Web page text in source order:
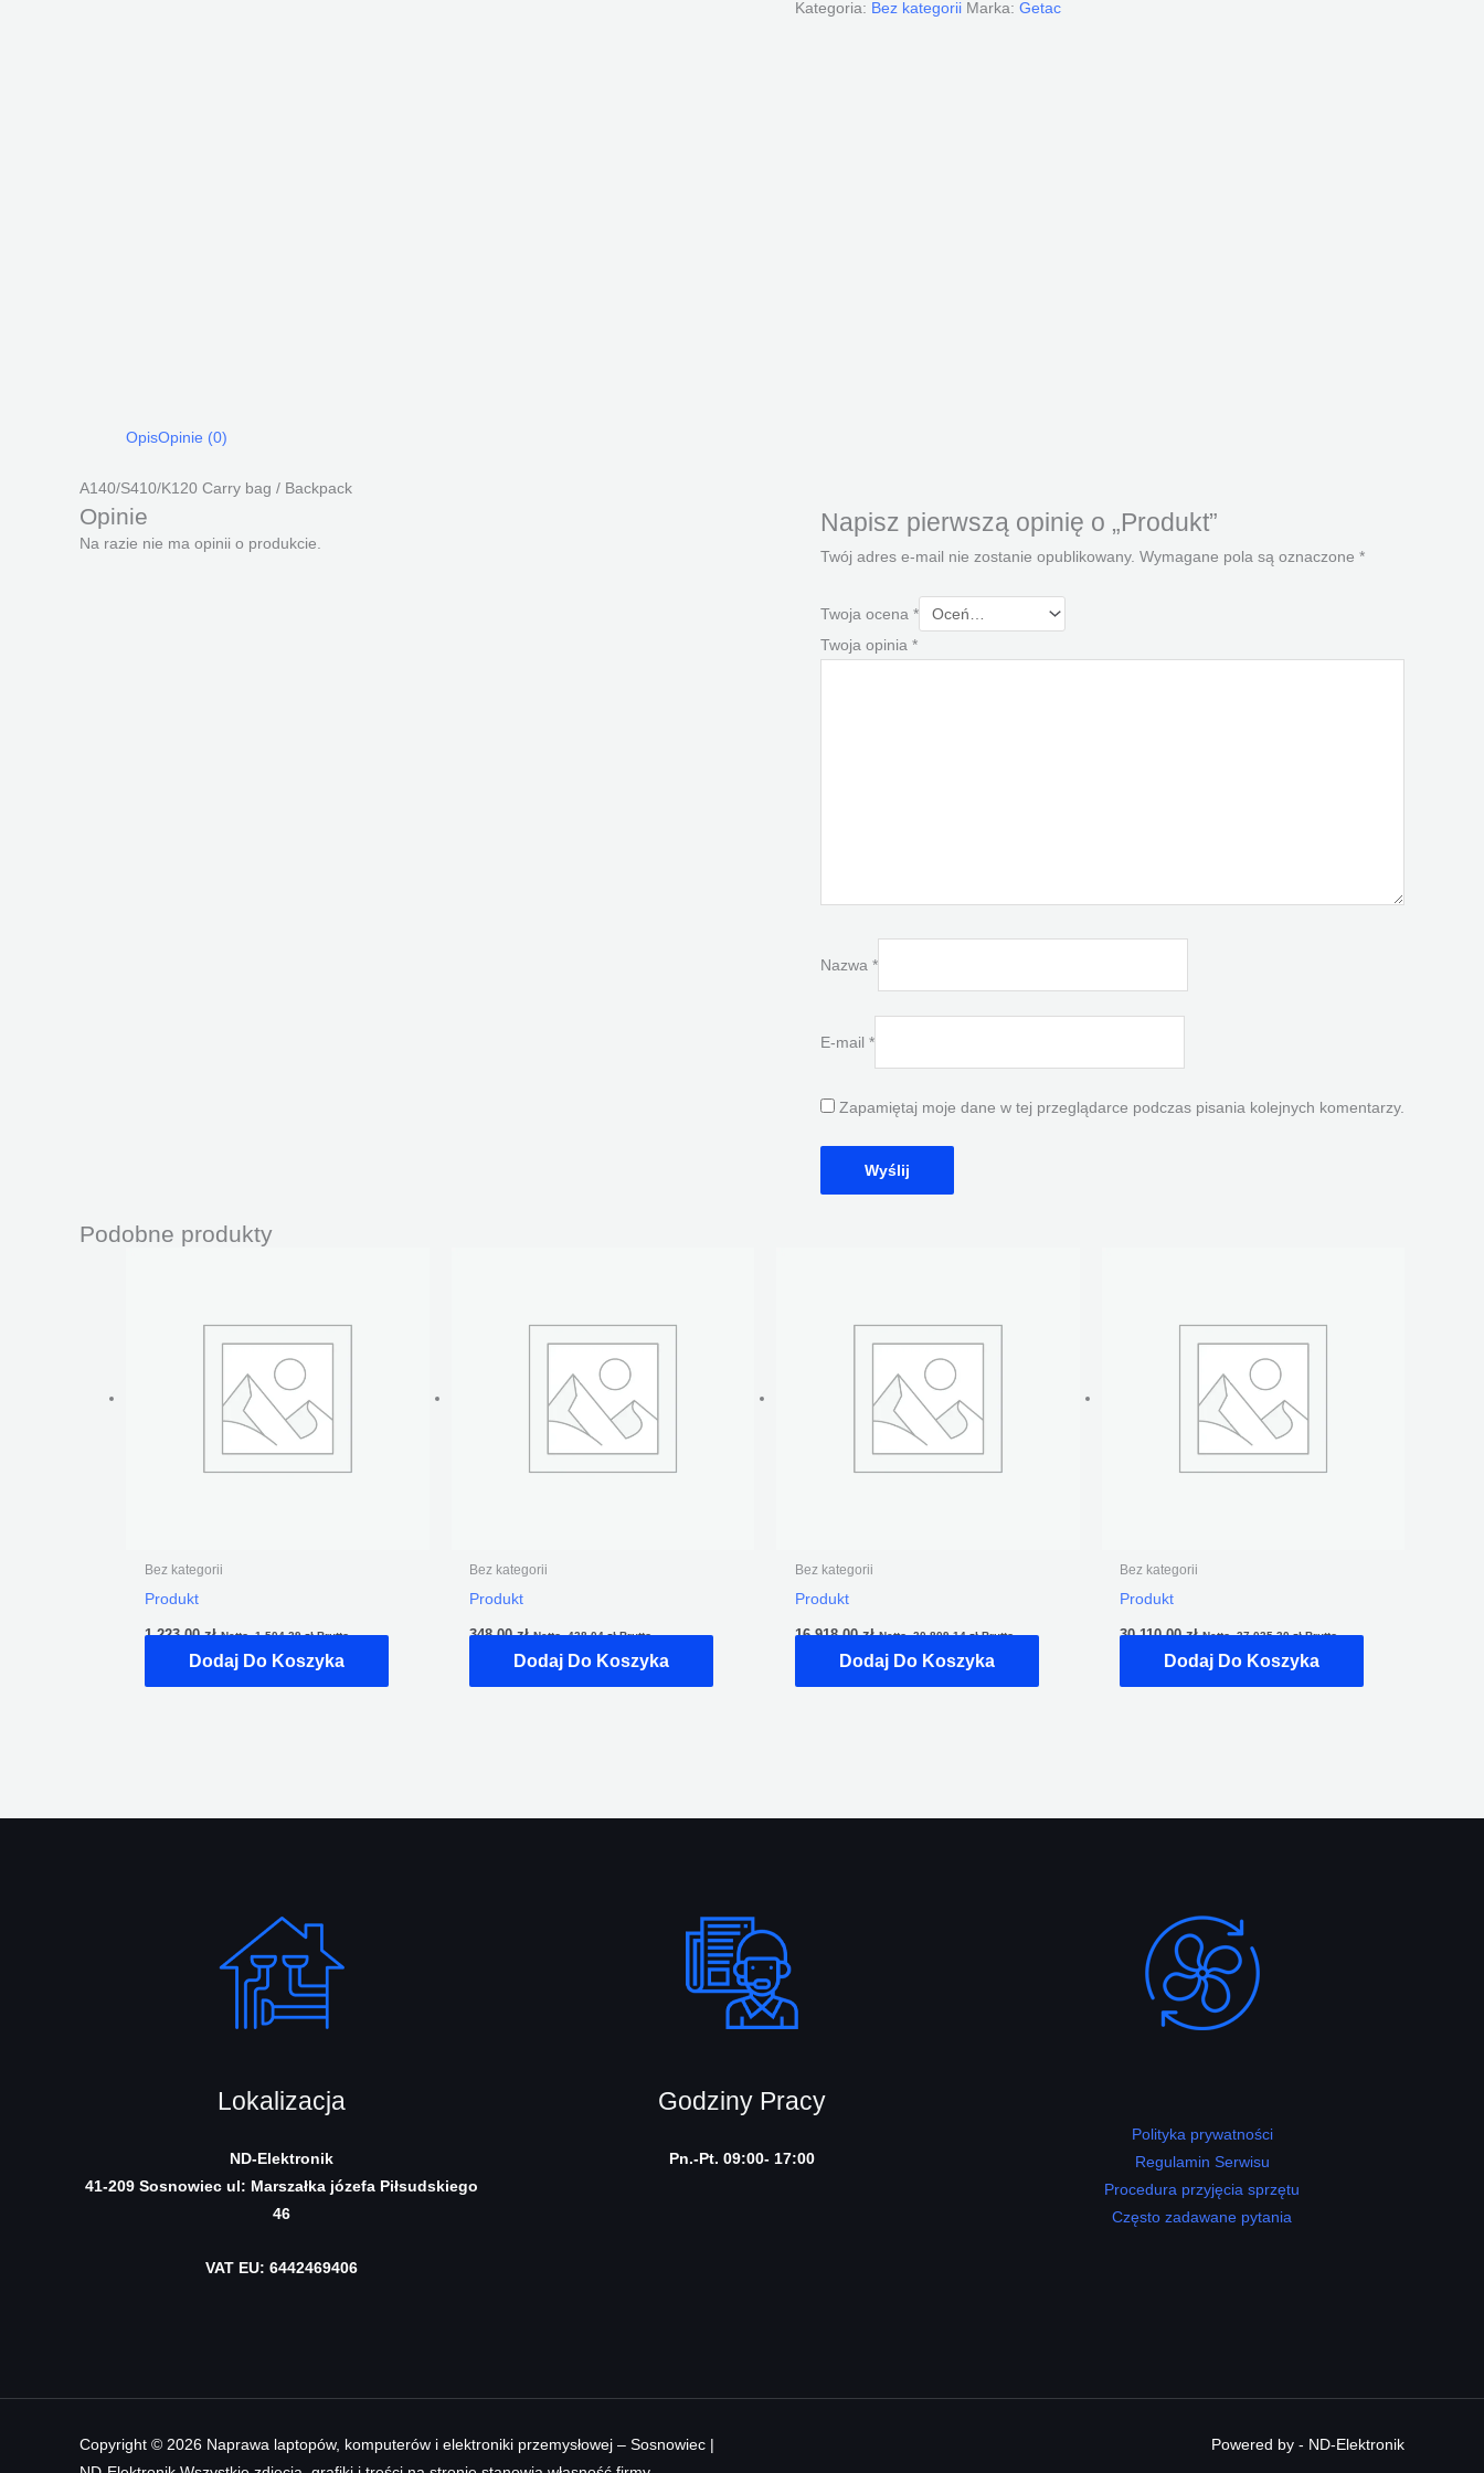
Kategoria: Bez kategorii Marka: Getac
OpisOpinie (0)
A140/S410/K120 Carry bag / Backpack
Opinie
Na razie nie ma opinii o produkcie.
Napisz pierwszą opinię o „Produkt”
Twój adres e-mail nie zostanie opublikowany. Wymagane pola są oznaczone *
Twoja ocena *
Twoja opinia *
Nazwa *
E-mail *
Zapamiętaj moje dane w tej przeglądarce podczas pisania kolejnych komentarzy.
Podobne produkty
Bez kategorii
Produkt
1 223,00zł Netto,1 504,29złBrutto
Dodaj Do Koszyka
Bez kategorii
Produkt
348,00zł Netto,428,04złBrutto
Dodaj Do Koszyka
Bez kategorii
Produkt
16 918,00zł Netto,20 809,14złBrutto
Dodaj Do Koszyka
Bez kategorii
Produkt
30 110,00zł Netto,37 035,30złBrutto
Dodaj Do Koszyka
Lokalizacja
ND-Elektronik
41-209 Sosnowiecul: Marszałka józefa Piłsudskiego
46
VAT EU: 6442469406
Godziny Pracy
Pn.-Pt. 09:00- 17:00
Polityka prywatności
Regulamin Serwisu
Procedura przyjęcia sprzętu
Często zadawane pytania
Copyright © 2026 Naprawa laptopów, komputerów i elektroniki przemysłowej – Sosnowiec |
Powered by - ND-Elektronik